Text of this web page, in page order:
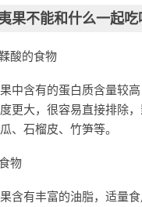
果不能和什么一起吃
酸的食物
中含有的蛋白质含量较
更大，很容易直接排除
、石榴皮、竹笋等。
物
含有丰富的油脂，适量